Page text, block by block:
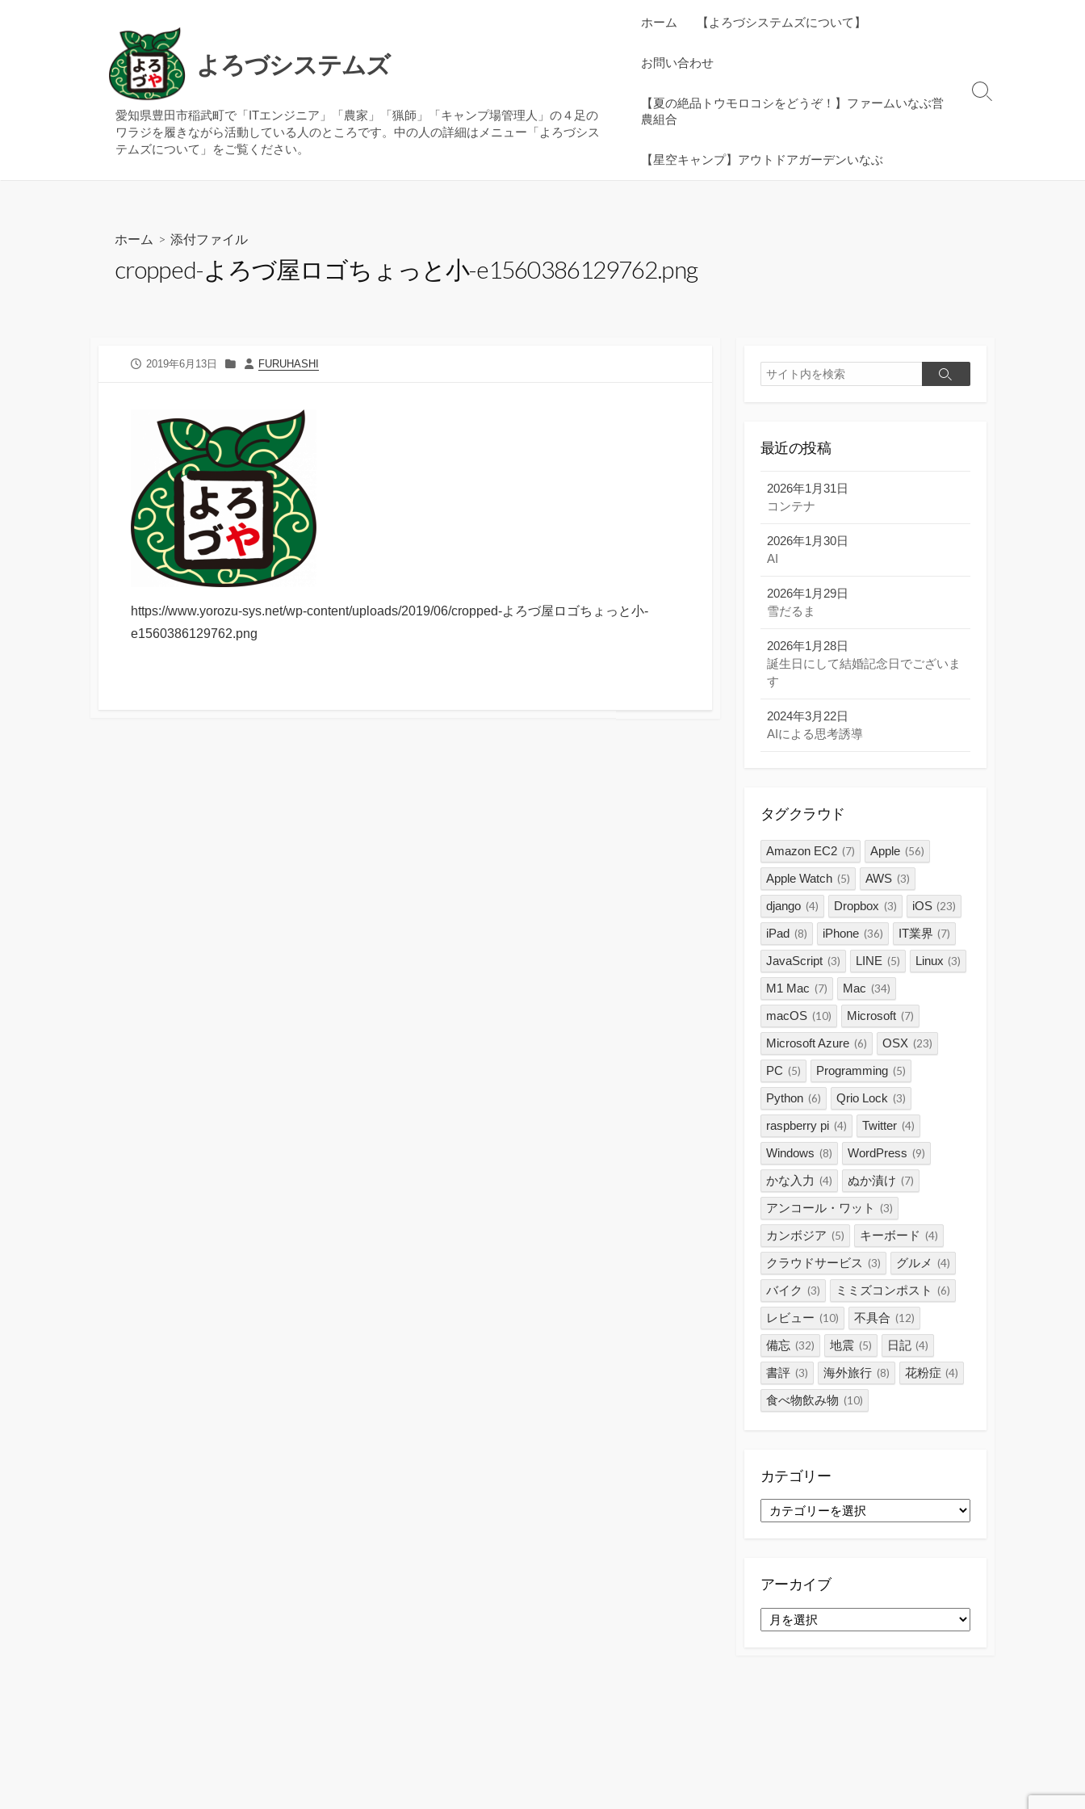
ッ
よろづシステムズ
愛知県豊田市稲武町で「ITエンジニア」「農家」「猟師」「キャンプ場管理人」の４足の
ワラジを履きながら活動している人のところです。中の人の詳細はメニュー「よろづシス
テムズについて」をご覧ください。
ホーム 【よろづシステムズについて】
お問い合わせ
【夏の絶品トウモロコシをどうぞ！】ファームいなぶ営
農組合
【星空キャンプ】アウトドアガーデンいなぶ
検
ホーム > 添付ファイル
cropped-よろづ屋ロゴちょっと小-e1560386129762.png
公
2019年6月13日
カ
ー
投
FURUHASHI
https://www.yorozu-sys.net/wp-content/uploads/2019/06/cropped-よろづ屋ロゴちょっと小-
e1560386129762.png
検
索
検
最近の投稿
2026年1月31日
コンテナ
2026年1月30日
AI
2026年1月29日
雪だるま
2026年1月28日
誕生日にして結婚記念日でございま
す
2024年3月22日
AIによる思考誘導
タグクラウド
Amazon EC2 (7) Apple (56)
Apple Watch (5) AWS (3)
django (4) Dropbox (3) iOS (23)
iPad (8) iPhone (36) IT業界 (7)
JavaScript (3) LINE (5) Linux (3)
M1 Mac (7) Mac (34)
macOS (10) Microsoft (7)
Microsoft Azure (6) OSX (23)
PC (5) Programming (5)
Python (6) Qrio Lock (3)
raspberry pi (4) Twitter (4)
Windows (8) WordPress (9)
かな入力 (4) ぬか漬け (7)
アンコール・ワット (3)
カンボジア (5) キーボード (4)
クラウドサービス (3) グルメ (4)
バイク (3) ミミズコンポスト (6)
レビュー (10) 不具合 (12)
備忘 (32) 地震 (5) 日記 (4)
書評 (3) 海外旅行 (8) 花粉症 (4)
食べ物飲み物 (10)
カテゴリー
カ
テ
アーカイブ
ー